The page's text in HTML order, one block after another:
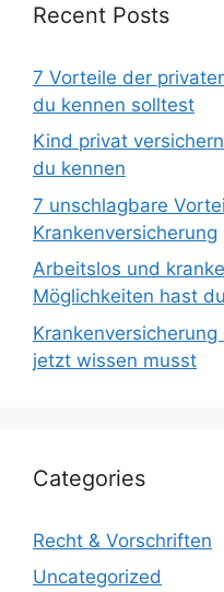
Recent Posts
7 Vorteile der
du kennen solltest
Kind privat
du kennen
7 unschlagbare
Krankenversicherung
Arbeitslos und
Möglichkeiten hast du
jetzt wissen musst
Categories
Recht & Vorschriften
Uncategorized